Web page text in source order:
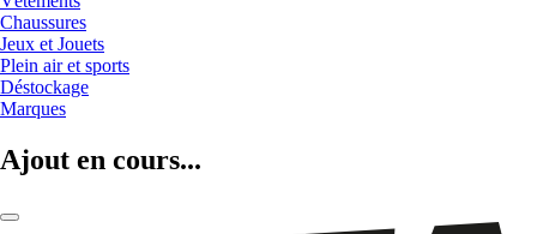
Chaussures
Jeux et Jouets
Plein air et sports
Déstockage
Marques
Ajout en cours...